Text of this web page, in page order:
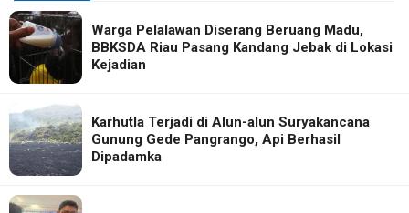
Warga Pelalawan Diserang Beruang Madu,
BBKSDA Riau Pasang Kandang Jebak di Lokasi
Kejadian
Karhutla Terjadi di Alun-alun Suryakancana
Gunung Gede Pangrango, Api Berhasil
Dipadamka